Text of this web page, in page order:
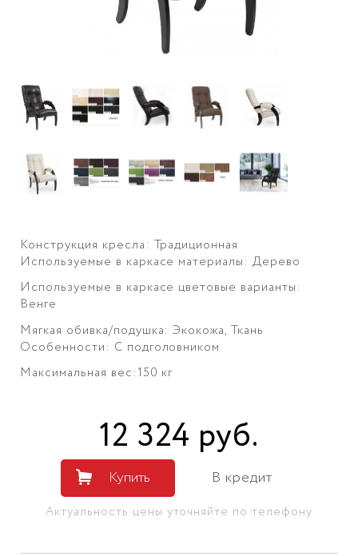
Конструкция кресла: Традиционная
Используемые в каркасе материалы: Дерево
Используемые в каркасе цветовые варианты:
Венге
Мягкая обивка/подушка: Экокожа, Ткань
Особенности: С подголовником
Максимальная вес:150 кг
12 324 руб.
Купить В кредит
Актуальность цены уточняйте по телефону